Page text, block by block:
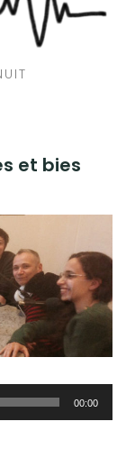
et bies
00:00